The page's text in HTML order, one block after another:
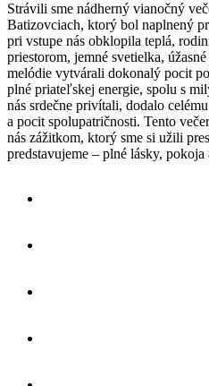
Strávili sme nádherný vianočný
Batizovciach, ktorý bol naplnený
pri vstupe nás obklopila teplá,
priestorom, jemné svetielka,
melódie vytvárali dokonalý pocit
plné priateľskej energie, spolu s
nás srdečne privítali, dodalo
a pocit spolupatričnosti. Tento
nás zážitkom, ktorý sme si užili
predstavujeme – plné lásky,